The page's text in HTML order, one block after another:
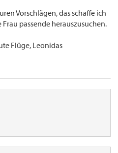
Vorschlägen, das schaffe ich
passende herauszusuchen.
Flüge, Leonidas